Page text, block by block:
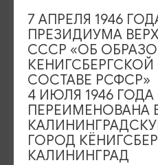
ВЫСТАВКИ
7 АПРЕЛЯ 1946
ПРЕЗИДИУМА
СССР «ОБ
СОСТАВЕ РСФСР»
4 ИЮЛЯ 1946
ПЕРЕИМЕНОВАНА
ГОРОД
КАЛИНИНГРАД